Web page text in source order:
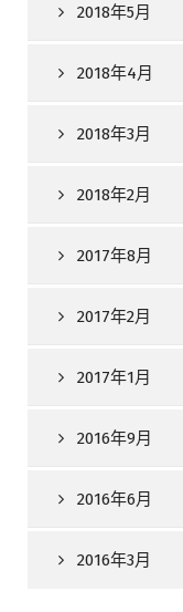
2018年5月
2018年4月
2018年3月
2018年2月
2017年8月
2017年2月
2017年1月
2016年9月
2016年6月
2016年3月